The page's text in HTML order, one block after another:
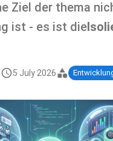
Ziel der thema
ist - es ist die
5 July 2026